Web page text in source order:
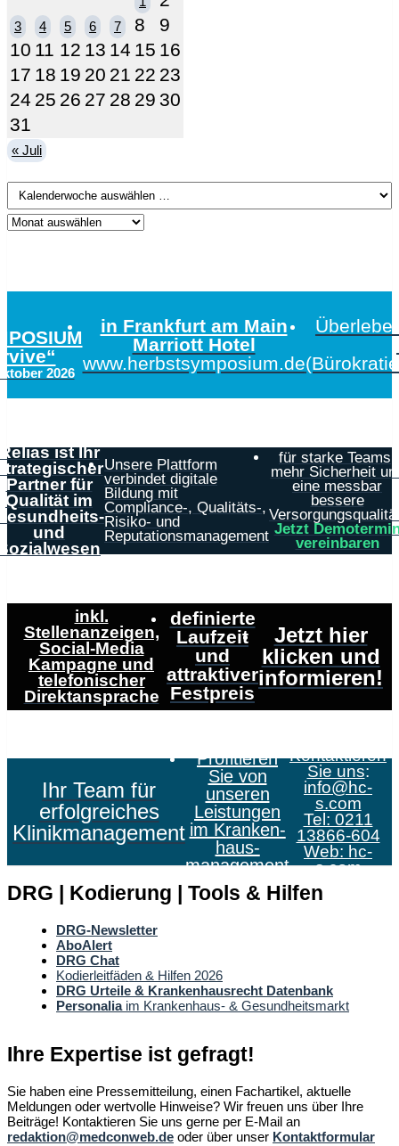
3 4 5 6 7 8
9
10 11 12 13 14 15 16
17 18 19 20 21 22 23
24 25 26 27 28 29 30
31
« Juli
2026
in Frankfurt am Main
Marriott Hotel
www.herbstsymposium.de
ist Ihr
Partner für
Qualität im
und
Unsere Plattform
verbindet digitale
Bildung mit
Compliance-, Qualitäts-,
Risiko- und
Reputationsmanagement
für starke Teams,
mehr Sicherheit
eine messbar
bessere
Jetzt
vereinbaren
inkl.
Stellenanzeigen,
Social-Media
Kampagne und
telefonischer
Direktansprache
definierte
Laufzeit
und
attraktiver
Festpreis
Jetzt hier
klicken und
informieren!
Ihr Team für
erfolgreiches
Klinikmanagement
Profitieren
Sie von
unseren
Leistungen
im Kranken­
haus­
management
Kontaktieren
Sie uns:
info@hc-
s.com
Tel: 0211
13866-604
Web: hc-
s.com
DRG | Kodierung | Tools & Hilfen
DRG-Newsletter
AboAlert
DRG Chat
Kodierleitfäden & Hilfen 2026
DRG Urteile & Krankenhausrecht Datenbank
Personaliaim Krankenhaus- & Gesundheitsmarkt
Ihre Expertise ist gefragt!
Sie haben eine Pressemitteilung, einen Fachartikel, aktuelle
Meldungen oder wertvolle Hinweise? Wir freuen uns über Ihre
Beiträge! Kontaktieren Sie uns gerne per E-Mail an
redaktion@medconweb.de oder über unser Kontaktformular